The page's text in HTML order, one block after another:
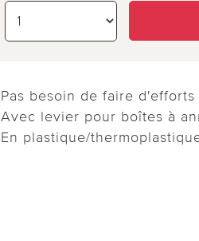
Pas besoin de faire d'efforts
Avec levier pour boîtes à
En plastique/